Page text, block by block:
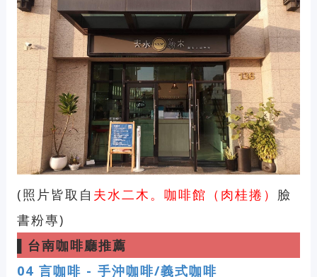
(照片皆取自 夫水二木。咖啡館（肉桂捲） 臉
書粉專)
台南咖啡廳推薦
04 言咖啡 - 手沖咖啡/義式咖啡